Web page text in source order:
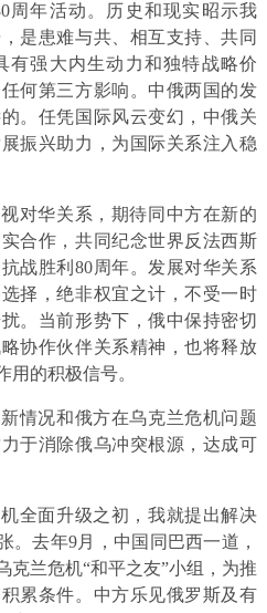
周年活动。历史和现实昭示我
是患难与共、相互支持、共同
有强大内生动力和独特战略价
何第三方影响。中俄两国的发
。任凭国际风云变幻，中俄关
振兴助力，为国际关系注入稳
对华关系，期待同中方在新的
合作，共同纪念世界反法西斯
战胜利80周年。发展对华关系
择，绝非权宜之计，不受一时
。当前形势下，俄中保持密切
协作伙伴关系精神，也将释放
用的积极信号。
情况和俄方在乌克兰危机问题
于消除俄乌冲突根源，达成可
全面升级之初，我就提出解决
。去年9月，中国同巴西一道，
克兰危机“和平之友”小组，为推
累条件。中方乐见俄罗斯及有